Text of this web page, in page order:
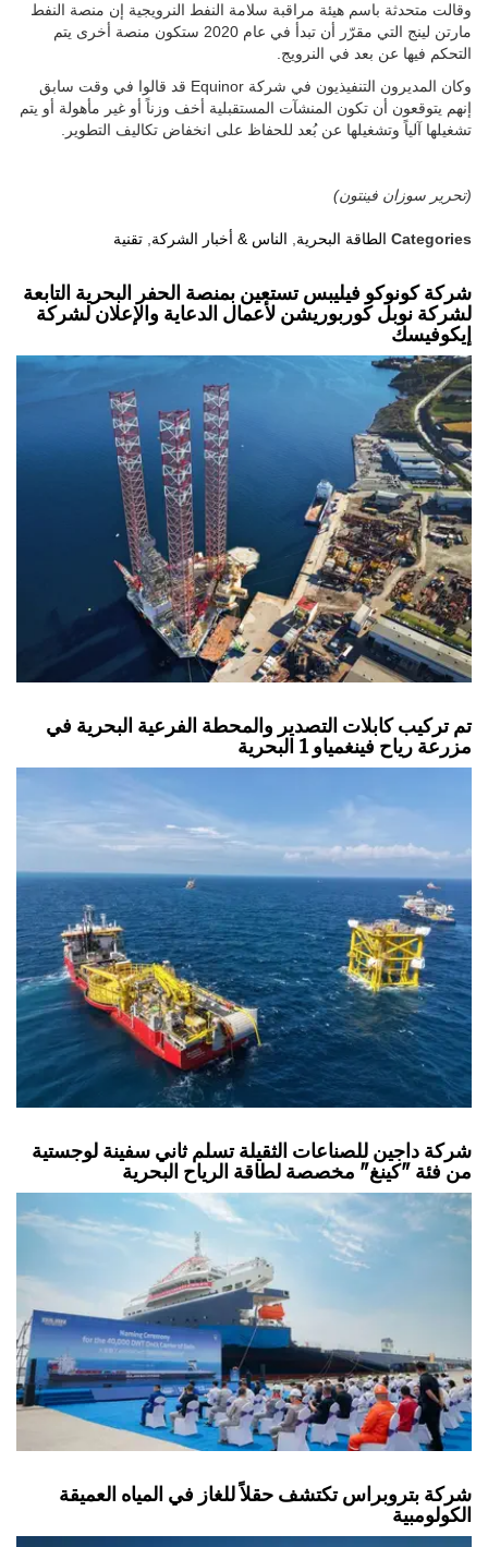
وقالت متحدثة باسم هيئة مراقبة سلامة النفط النرويجية إن منصة النفط
مارتن لينج التي مقرّر أن تبدأ في عام 2020 ستكون منصة أخرى يتم
التحكم فيها عن بعد في النرويج.
وكان المديرون التنفيذيون في شركة Equinor قد قالوا في وقت سابق
إنهم يتوقعون أن تكون المنشآت المستقبلية أخف وزناً أو غير مأهولة أو يتم
تشغيلها آلياً وتشغيلها عن بُعد للحفاظ على انخفاض تكاليف التطوير.
(تحرير سوزان فينتون)
الطاقة البحرية الناس & أخبار الشركة تقنية Categories
شركة كونوكو فيليبس تستعين بمنصة الحفر البحرية التابعة
لشركة نوبل كوربوريشن لأعمال الدعاية والإعلان لشركة
إيكوفيسك
تم تركيب كابلات التصدير والمحطة الفرعية البحرية في
مزرعة رياح فينغمياو 1 البحرية
شركة داجين للصناعات الثقيلة تسلم ثاني سفينة لوجستية
من فئة "كينغ" مخصصة لطاقة الرياح البحرية
شركة بتروبراس تكتشف حقلاً للغاز في المياه العميقة
الكولومبية